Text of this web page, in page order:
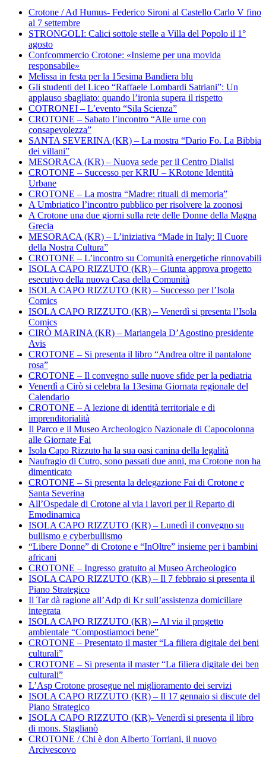
Crotone / Ad Humus- Federico Sironi al Castello Carlo V fino
al 7 settembre
STRONGOLI: Calici sottole stelle a Villa del Popolo il 1°
agosto
Confcommercio Crotone: «Insieme per una movida
responsabile»
Melissa in festa per la 15esima Bandiera blu
Gli studenti del Liceo “Raffaele Lombardi Satriani”: Un
applauso sbagliato: quando l’ironia supera il rispetto
COTRONEI – L’evento “Sila Scienza”
CROTONE – Sabato l’incontro “Alle urne con
consapevolezza”
SANTA SEVERINA (KR) – La mostra “Dario Fo. La Bibbia
dei villani”
MESORACA (KR) – Nuova sede per il Centro Dialisi
CROTONE – Successo per KRIU – KRotone Identità
Urbane
CROTONE – La mostra “Madre: rituali di memoria”
A Umbriatico l’incontro pubblico per risolvere la zoonosi
A Crotone una due giorni sulla rete delle Donne della Magna
Grecia
MESORACA (KR) – L’iniziativa “Made in Italy: Il Cuore
della Nostra Cultura”
CROTONE – L’incontro su Comunità energetiche rinnovabili
ISOLA CAPO RIZZUTO (KR) – Giunta approva progetto
esecutivo della nuova Casa della Comunità
ISOLA CAPO RIZZUTO (KR) – Successo per l’Isola
Comics
ISOLA CAPO RIZZUTO (KR) – Venerdì si presenta l’Isola
Comics
CIRÒ MARINA (KR) – Mariangela D’Agostino presidente
Avis
CROTONE – Si presenta il libro “Andrea oltre il pantalone
rosa”
CROTONE – Il convegno sulle nuove sfide per la pediatria
Venerdì a Cirò si celebra la 13esima Giornata regionale del
Calendario
CROTONE – A lezione di identità territoriale e di
imprenditorialità
Il Parco e il Museo Archeologico Nazionale di Capocolonna
alle Giornate Fai
Isola Capo Rizzuto ha la sua oasi canina della legalità
Naufragio di Cutro, sono passati due anni, ma Crotone non ha
dimenticato
CROTONE – Si presenta la delegazione Fai di Crotone e
Santa Severina
All’Ospedale di Crotone al via i lavori per il Reparto di
Emodinamica
ISOLA CAPO RIZZUTO (KR) – Lunedì il convegno su
bullismo e cyberbullismo
“Libere Donne” di Crotone e “InOltre” insieme per i bambini
africani
CROTONE – Ingresso gratuito al Museo Archeologico
ISOLA CAPO RIZZUTO (KR) – Il 7 febbraio si presenta il
Piano Strategico
Il Tar dà ragione all’Adp di Kr sull’assistenza domiciliare
integrata
ISOLA CAPO RIZZUTO (KR) – Al via il progetto
ambientale “Compostiamoci bene”
CROTONE – Presentato il master “La filiera digitale dei beni
culturali”
CROTONE – Si presenta il master “La filiera digitale dei ben
culturali”
L’Asp Crotone prosegue nel miglioramento dei servizi
ISOLA CAPO RIZZUTO (KR) – Il 17 gennaio si discute del
Piano Strategico
ISOLA CAPO RIZZUTO (KR)- Venerdì si presenta il libro
di mons. Staglianò
CROTONE / Chi è don Alberto Torriani, il nuovo
Arcivescovo